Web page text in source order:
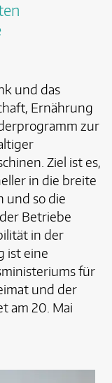
und das
Ernährung
zur
Ziel ist es,
in die breite
und so die
Betriebe
in der
ist eine
für
und der
am 20. Mai